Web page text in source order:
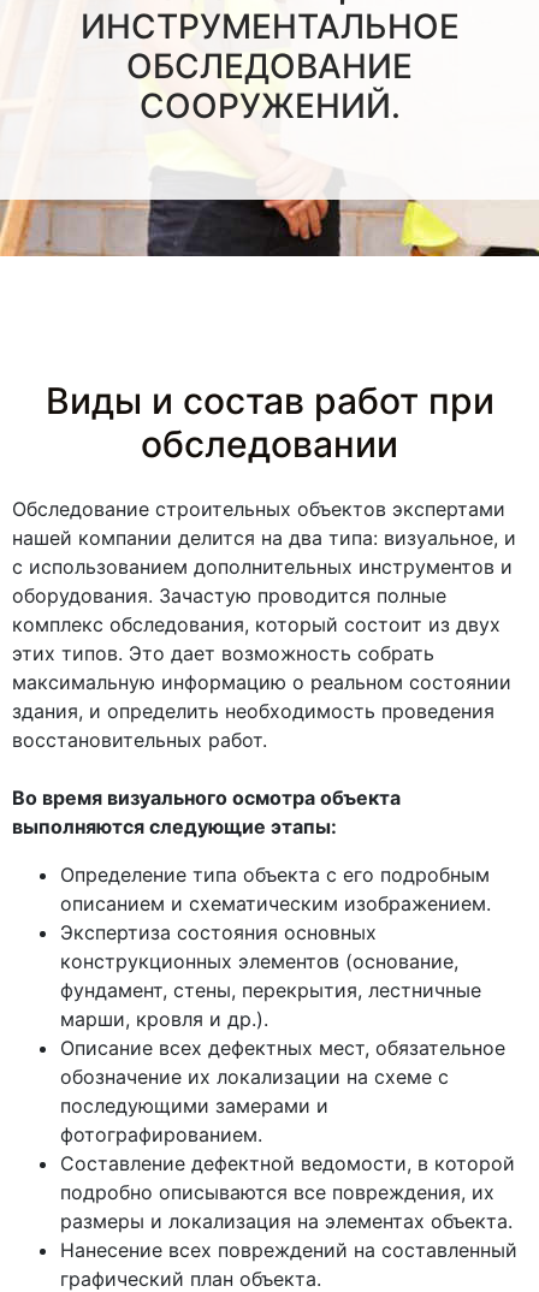
ИНСТРУМЕНТАЛЬНОЕ
ОБСЛЕДОВАНИЕ
СООРУЖЕНИЙ.
Виды и состав работ при
обследовании
Обследование строительных объектов экспертами
нашей компании делится на два типа: визуальное, и
с использованием дополнительных инструментов и
оборудования. Зачастую проводится полные
комплекс обследования, который состоит из двух
этих типов. Это дает возможность собрать
максимальную информацию о реальном состоянии
здания, и определить необходимость проведения
восстановительных работ.
Во время визуального осмотра объекта
выполняются следующие этапы:
Определение типа объекта с его подробным
описанием и схематическим изображением.
Экспертиза состояния основных
конструкционных элементов (основание,
фундамент, стены, перекрытия, лестничные
марши, кровля и др.).
Описание всех дефектных мест, обязательное
обозначение их локализации на схеме с
последующими замерами и
фотографированием.
Составление дефектной ведомости, в которой
подробно описываются все повреждения, их
размеры и локализация на элементах объекта.
Нанесение всех повреждений на составленный
графический план объекта.